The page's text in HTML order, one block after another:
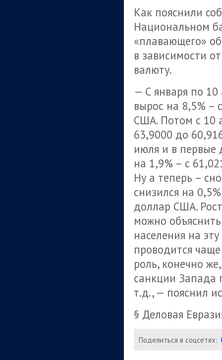
Как пояснили
Национальном
«плавающего»
в зависимости
валюту.
— С января по
вырос на 8,5% –
США. Потом с 10
63,9000 до
июля и в первые
на 1,9% – с
Ну а теперь –
снизился на
доллар США.
можно
населения на
проводится
роль, конечно
санкции Запада
т.д., — пояснил
§ Деловая
Поделиться в соцсетях: